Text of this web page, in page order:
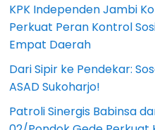
KPK Independen Jambi
Perkuat Peran Kontrol
Empat Daerah
Dari Sipir ke Pendekar:
ASAD Sukoharjo!
Patroli Sinergis Babinsa